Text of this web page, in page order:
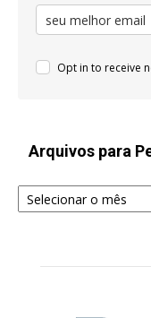
Opt in to receive
Arquivos para
Arquivos
para